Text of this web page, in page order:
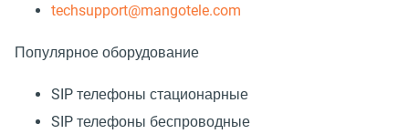
techsupport@mangotele.com
Популярное оборудование
SIP телефоны стационарные
SIP телефоны беспроводные